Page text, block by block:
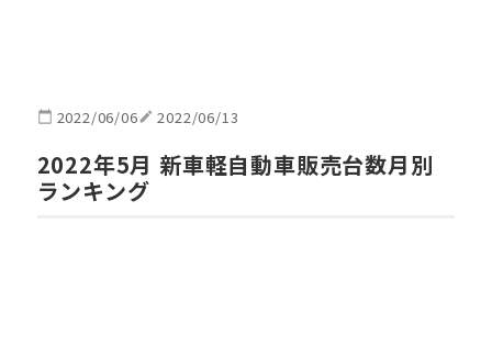
2022/06/06 2022/06/13
2022年5月 新車軽自動車販売台数月別
ランキング